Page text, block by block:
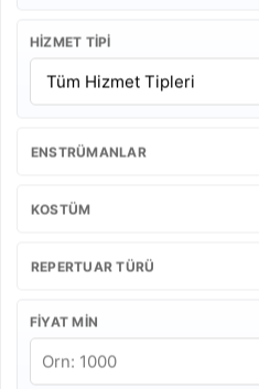
HIZMET TIPI
ENSTRÜMANLAR
KOSTÜM
REPERTUAR TÜRÜ
FIYAT MIN
Bulunma Süresi
Bando takımı kiralama;
sünnet ve kurumsal
yürüyüş performansı
Bando takımı; gelin
yürüyüşü, sünnet